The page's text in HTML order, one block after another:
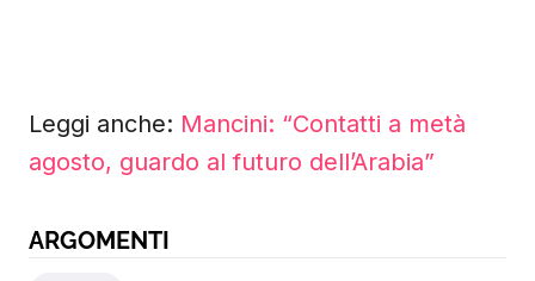
Leggi anche: Mancini: “Contatti a metà
agosto, guardo al futuro dell’Arabia”
ARGOMENTI